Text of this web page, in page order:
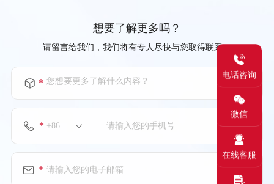
想要了解更多吗？
请留言给我们，我们将有专人尽快与您取得联系。
您想要更多了解什么内容？
*
*
*
电话咨询
微信
在线客服